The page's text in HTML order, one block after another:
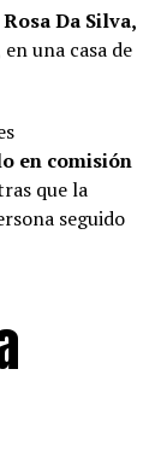
Da Silva,
en una casa de
en comisión
que la
seguido